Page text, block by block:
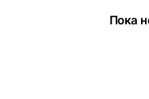
Пока